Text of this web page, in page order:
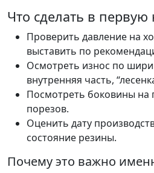
Что сделать в
Проверить давление на
выставить по
Осмотреть износ по
внутренняя часть,
Посмотреть боковины на
порезов.
Оценить дату
состояние резины.
Почему это важно